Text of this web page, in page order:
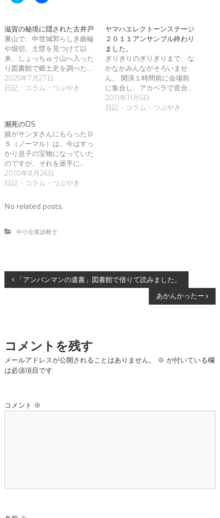
て
T
w
i
t
t
e
r
で
共
有
ウ
ィ
ン
ド
ウ
で
開
き
ま
す
)
o
o
k
で
共
有
す
る
に
は
ク
だ
さ
い
(
新
し
い
ウ
ィ
ウ
で
ま
す
滋賀の秘境に隠された古井戸
裏山で、中世城郭らしき曲輪
や堀切、土塁を見つけて以
来、しょっちゅう山へ入った
り図書館で郷土史を調べた…
2025年7月27日
日記・コラム・つぶやき
ヤマハエレクトーンステージ
２０１１アンサンブル終わり
ました。
ぎりぎりのぎりぎりまで、な
かなかみんながそろいませ
ん。 開演１時間前に会場前
に集合し、アカペラで音合…
2011年11月5日
日記・コラム・つぶやき
瀕死のDS
娘がサンタさんにもらったＤ
Ｓ（ノーマル）は、今はすっ
かり息子の宝物になっていた
のですが、それを派手に…
2010年8月26日
日記・コラム・つぶやき
No related posts.
中小企業診断士
投
ビ
ゲ
シ
「アンパンマンの遺書」図書館で借りて読みました。
あかんかったー
コメントを残す
メールアドレスが公開されることはありません。 ※ が付いている欄
は必須項目です
コメント ※